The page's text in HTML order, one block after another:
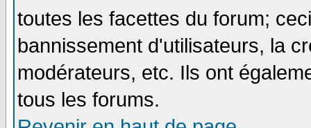
toutes les facettes du forum;
bannissement d'utilisateurs, la
modérateurs, etc. Ils ont
tous les forums.